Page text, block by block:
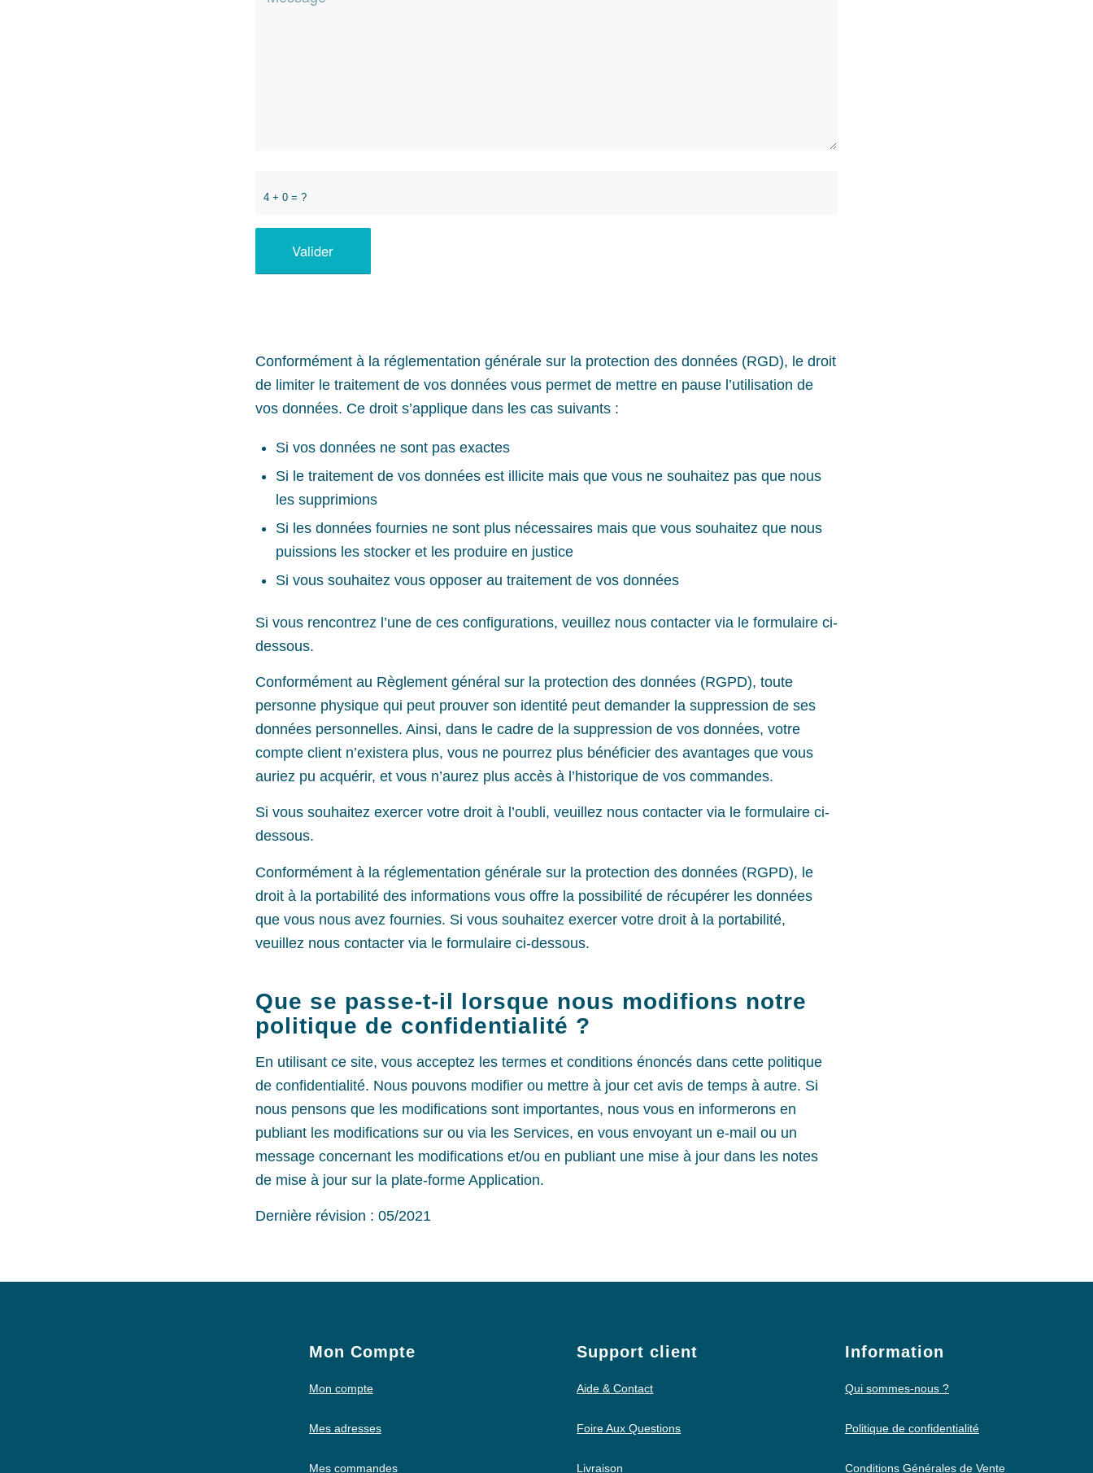
4 + 0 = ?
Conformément à la réglementation générale sur la protection des données (RGD), le droit
de limiter le traitement de vos données vous permet de mettre en pause l’utilisation de
vos données. Ce droit s’applique dans les cas suivants :
Si vos données ne sont pas exactes
Si le traitement de vos données est illicite mais que vous ne souhaitez pas que nous
les supprimions
Si les données fournies ne sont plus nécessaires mais que vous souhaitez que nous
puissions les stocker et les produire en justice
Si vous souhaitez vous opposer au traitement de vos données
Si vous rencontrez l’une de ces configurations, veuillez nous contacter via le formulaire ci-
dessous.
Conformément au Règlement général sur la protection des données (RGPD), toute
personne physique qui peut prouver son identité peut demander la suppression de ses
données personnelles. Ainsi, dans le cadre de la suppression de vos données, votre
compte client n’existera plus, vous ne pourrez plus bénéficier des avantages que vous
auriez pu acquérir, et vous n’aurez plus accès à l’historique de vos commandes.
Si vous souhaitez exercer votre droit à l’oubli, veuillez nous contacter via le formulaire ci-
dessous.
Conformément à la réglementation générale sur la protection des données (RGPD), le
droit à la portabilité des informations vous offre la possibilité de récupérer les données
que vous nous avez fournies. Si vous souhaitez exercer votre droit à la portabilité,
veuillez nous contacter via le formulaire ci-dessous.
Que se passe-t-il lorsque nous modifions notre
politique de confidentialité ?
En utilisant ce site, vous acceptez les termes et conditions énoncés dans cette politique
de confidentialité. Nous pouvons modifier ou mettre à jour cet avis de temps à autre. Si
nous pensons que les modifications sont importantes, nous vous en informerons en
publiant les modifications sur ou via les Services, en vous envoyant un e-mail ou un
message concernant les modifications et/ou en publiant une mise à jour dans les notes
de mise à jour sur la plate-forme Application.
Dernière révision : 05/2021
Mon Compte
Mon compte
Mes adresses
Mes commandes
Support client
Aide & Contact
Foire Aux Questions
Livraison
Information
Qui sommes-nous ?
Politique de confidentialité
Conditions Générales de Vente